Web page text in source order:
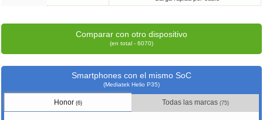
Comparar con otro dispositivo
(en total - 6070)
Smartphones con el mismo SoC
(Mediatek Helio P35)
Honor (6) Todas las marcas (75)